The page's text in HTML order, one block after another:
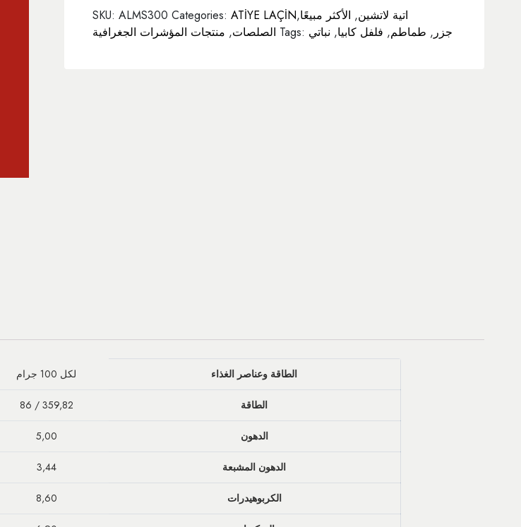
SKU: ALMS300 Categories: ATİYE LAÇİNاتية لاتشين, الأكثر مبيعًا,
الصلصات, منتجات المؤشرات الجغرافية Tags: جزر , طماطم, فلفل كابيا, نباتي
لكل 100 جرام الطاقة وعناصر الغذاء
86 / 359,82 الطاقة
5,00 الدهون
3,44 الدهون المشبعة
8,60 الكربوهيدرات